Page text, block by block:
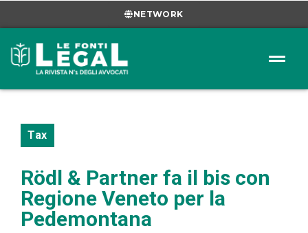
NETWORK
Tax
Rödl & Partner fa il bis con
Regione Veneto per la
Pedemontana